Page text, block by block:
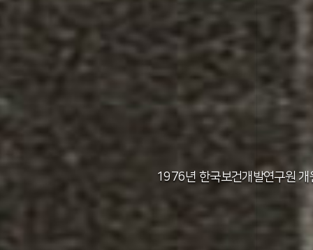
1971년 가족계획연구원
1976년 한국보건개발연구원 개
1982년 한국인구보건연구원 신청사 준
2012년 한국보건사회연구원 서울 청사
2011년 한국보건사회연구원 설립 40주년
2014년 한국보건사회연구원 세종 청사